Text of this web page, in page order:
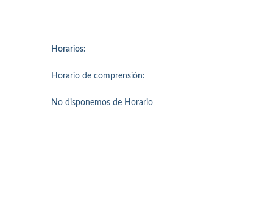
Horarios:
Horario de comprensión:
No disponemos de Horario